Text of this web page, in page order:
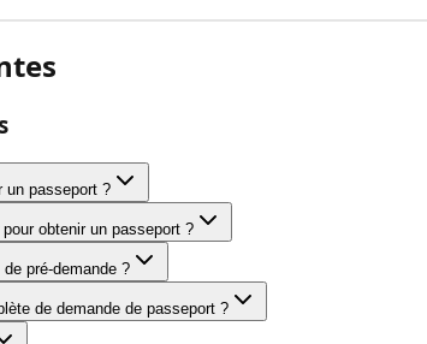
un passeport ?
obtenir un passeport ?
pré-demande ?
de demande de passeport ?